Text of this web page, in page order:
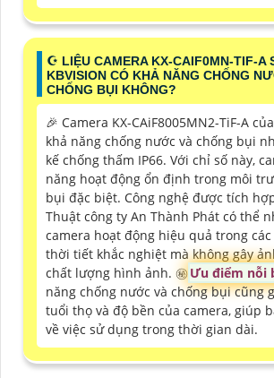
☪ LIỆU CAMERA KX-CAIF0MN-TIF-A
KBVISION CÓ KHẢ NĂNG CHỐNG
CHỐNG BỤI KHÔNG?
️🎉 Camera KX-CAiF8005MN2-TiF-A
khả năng chống nước và chống bụi
kế chống thấm IP66. Với chỉ số này,
năng hoạt động ổn định trong môi
bụi đặc biệt. Công nghệ được tích
Thuật công ty An Thành Phát có thể
camera hoạt động hiệu quả trong
thời tiết khắc nghiệt mà không gây
chất lượng hình ảnh. ㊙️Ưu điểm nỗi
năng chống nước và chống bụi cũng
tuổi thọ và độ bền của camera, giúp
về việc sử dụng trong thời gian dài.